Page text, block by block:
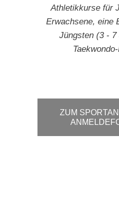
Athletikkurse für
Erwachsene, eine
Jüngsten (3 -
ZUM